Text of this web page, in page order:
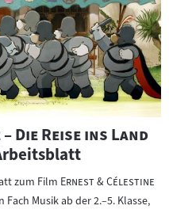
Die Reise ins Land
zum Film "Ernest & Célestine
Fach Musik ab der 2.–5. Klasse,